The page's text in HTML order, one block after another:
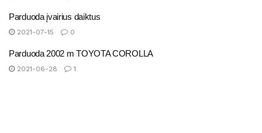
Parduoda įvairius daiktus
2021-07-15 0
Parduoda 2002 m TOYOTA COROLLA
2021-06-28 1